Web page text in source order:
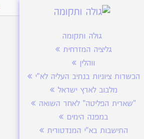
גולה ותקומה
גליציה המזרחית
ווהלין
הכשרות ציוניות בנתיב העליה לא"י
מלבוב לארץ ישראל
"שארית הפליטה" לאחר השואה
במפנה הימים
התישבות בא"י המנדטורית